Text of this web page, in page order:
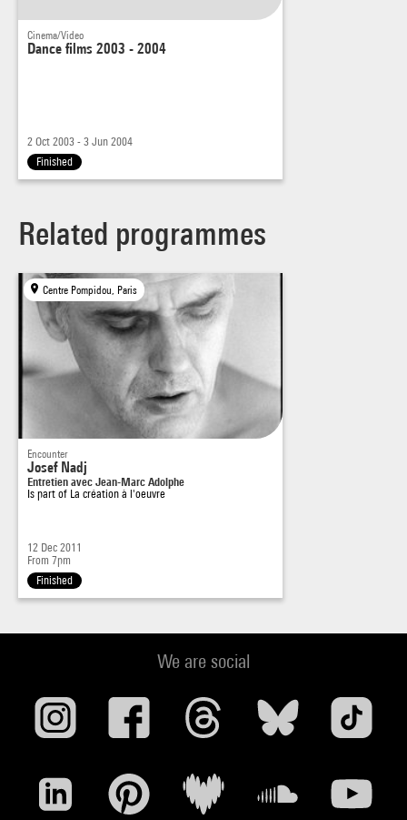
du travail de Josef Nadj au-delà de l'étonnante maîtrise du
théâtre des corps dont témoignent ses nombreuses pièces.
Cinema/Video
Dance films 2003 - 2004
2 Oct 2003 - 3 Jun 2004
Finished
Related programmes
Centre Pompidou, Paris
Encounter
Josef Nadj
Entretien avec Jean-Marc Adolphe
Is part of La création à l'oeuvre
12 Dec 2011
From 7pm
Finished
We are social